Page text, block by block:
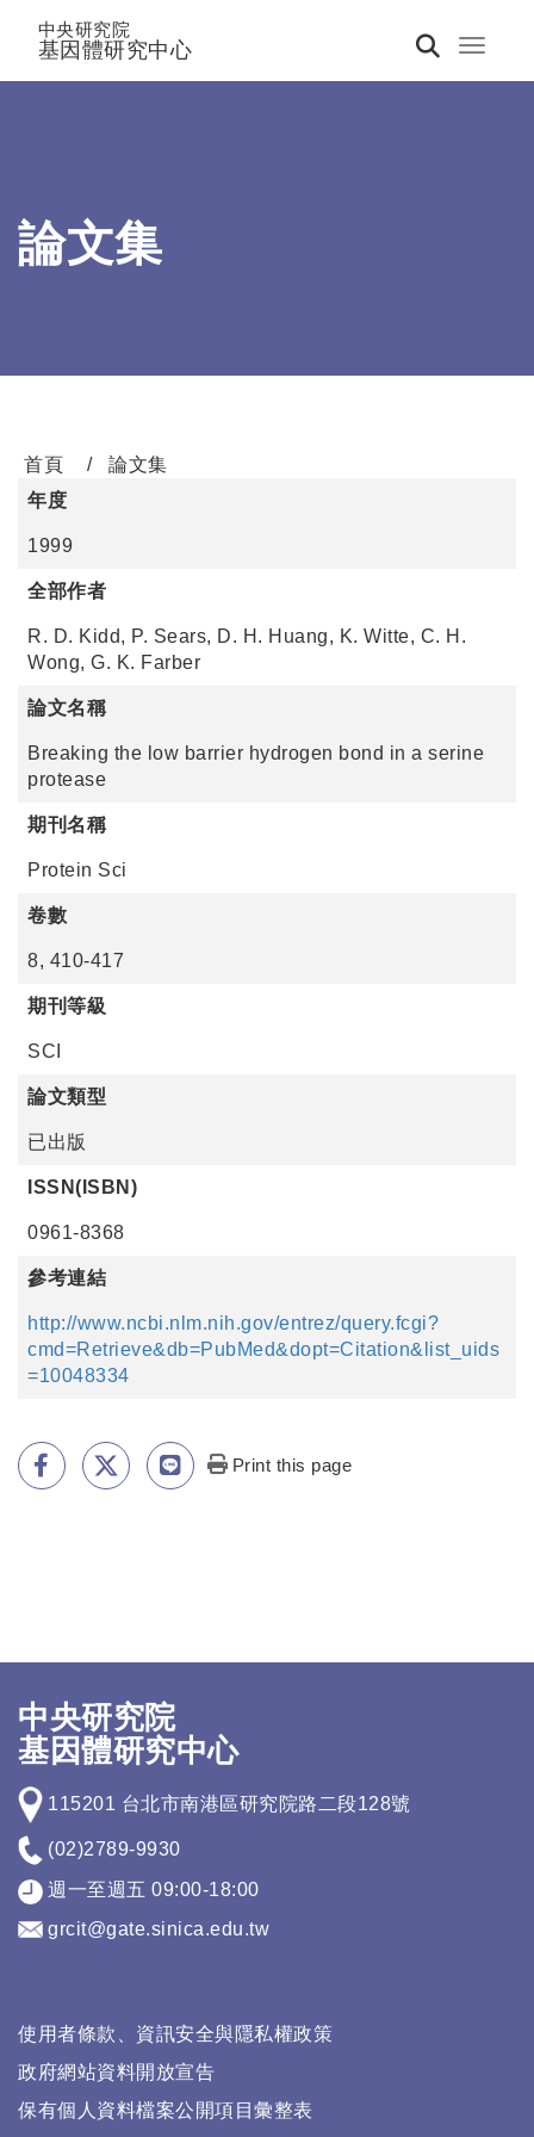
Toggle
中央研究院
基因體研究中心
論文集
首頁
論文集
年度
1999
全部作者
R. D. Kidd, P. Sears, D. H. Huang, K. Witte, C. H.
Wong, G. K. Farber
論文名稱
Breaking the low barrier hydrogen bond in a serine
protease
期刊名稱
Protein Sci
卷數
8, 410-417
期刊等級
SCI
論文類型
已出版
ISSN(ISBN)
0961-8368
參考連結
http://www.ncbi.nlm.nih.gov/entrez/query.fcgi?
cmd=Retrieve&db=PubMed&dopt=Citation&list_uids
=10048334
Print this page
中央研究院
基因體研究中心
115201 台北市南港區研究院路二段128號
(02)2789-9930
週一至週五 09:00-18:00
grcit@gate.sinica.edu.tw
使用者條款、資訊安全與隱私權政策
政府網站資料開放宣告
保有個人資料檔案公開項目彙整表